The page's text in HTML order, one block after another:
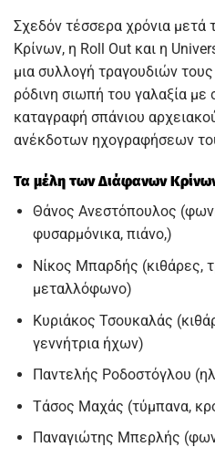
Σχεδόν τέσσερα χρόνια
Κρίνων, η Roll Out και η
μια συλλογή τραγουδιών
ρόδινη σιωπή του γαλαξία
καταγραφή σπάνιου
ανέκδοτων ηχογραφήσεων
Τα μέλη των Διάφανων
Θάνος Ανεστόπουλος
φυσαρμόνικα, πιάνο,)
Νίκος Μπαρδής (κιθάρες,
μεταλλόφωνο)
Κυριάκος Τσουκαλάς
γεννήτρια ήχων)
Παντελής Ροδοστόγλου
Τάσος Μαχάς (τύμπανα,
Παναγιώτης Μπερλής